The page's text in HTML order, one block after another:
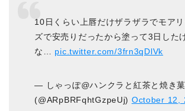
10日くらい上唇だけザラザラでモア
ズで安売りだったから塗って3日した
な… pic.twitter.com/3frn3qDlVk
— しゃっぽ@ハンクラと紅茶と焼き
(@ARpBRFqhtGzpeUj) October 12,